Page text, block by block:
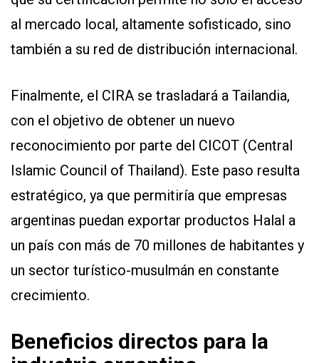
al mercado local, altamente sofisticado, sino
también a su red de distribución internacional.
Finalmente, el CIRA se trasladará a Tailandia,
con el objetivo de obtener un nuevo
reconocimiento por parte del CICOT (Central
Islamic Council of Thailand). Este paso resulta
estratégico, ya que permitiría que empresas
argentinas puedan exportar productos Halal a
un país con más de 70 millones de habitantes y
un sector turístico-musulmán en constante
crecimiento.
Beneficios directos para la